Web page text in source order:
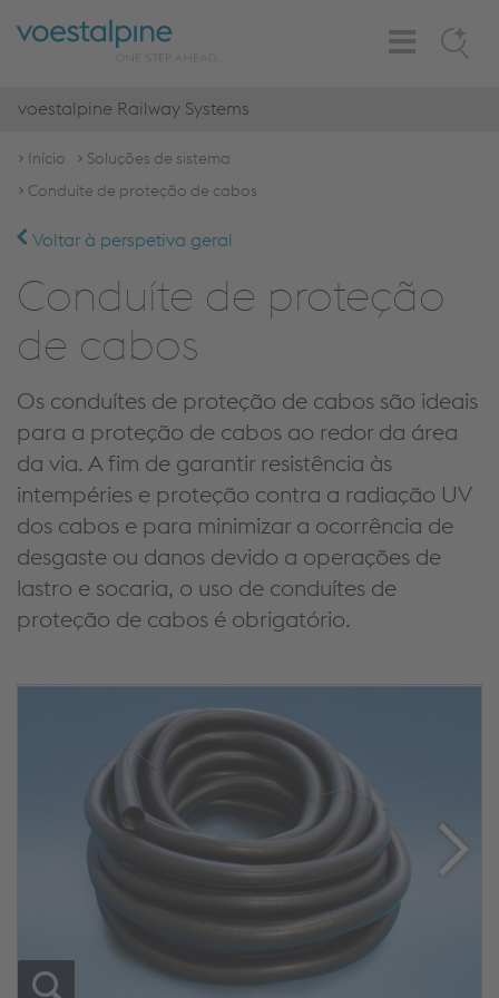
Search
Toggle
Navigation
voestalpine Railway Systems
Início
Soluções de sistema
Conduíte de proteção de cabos
Voltar à perspetiva geral
Conduíte de proteção
de cabos
Os conduítes de proteção de cabos são ideais
para a proteção de cabos ao redor da área
da via. A fim de garantir resistência às
intempéries e proteção contra a radiação UV
dos cabos e para minimizar a ocorrência de
desgaste ou danos devido a operações de
lastro e socaria, o uso de conduítes de
proteção de cabos é obrigatório.